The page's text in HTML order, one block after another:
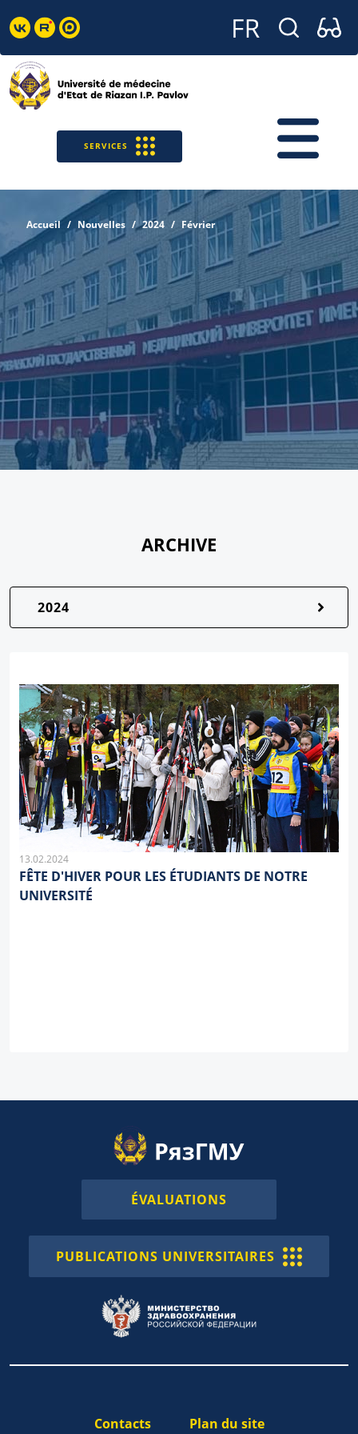
SERVICES
Accueil Nouvelles 2024 Février
ARCHIVE
2024
13.02.2024
FÊTE D'HIVER POUR LES ÉTUDIANTS DE NOTRE
UNIVERSITÉ
ÉVALUATIONS
PUBLICATIONS UNIVERSITAIRES
Contacts Plan du site